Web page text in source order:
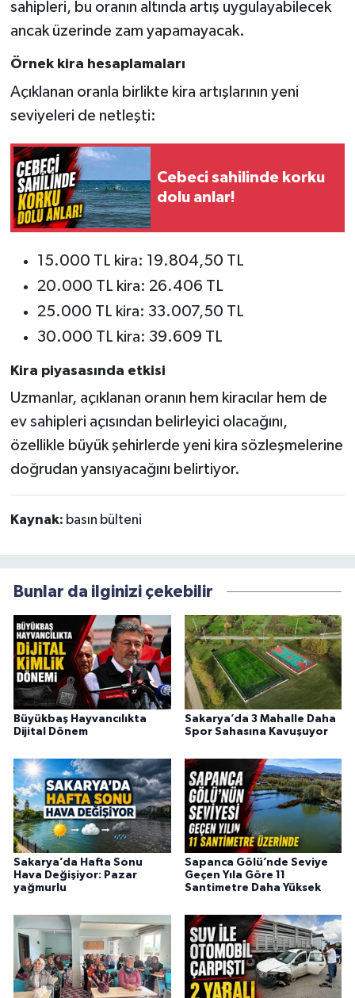
sahipleri, bu oranın altında artış uygulayabilecek
ancak üzerinde zam yapamayacak.
Örnek kira hesaplamaları
Açıklanan oranla birlikte kira artışlarının yeni
seviyeleri de netleşti:
Cebeci sahilinde korku
dolu anlar!
15.000 TL kira: 19.804,50 TL
20.000 TL kira: 26.406 TL
25.000 TL kira: 33.007,50 TL
30.000 TL kira: 39.609 TL
Kira piyasasında etkisi
Uzmanlar, açıklanan oranın hem kiracılar hem de
ev sahipleri açısından belirleyici olacağını,
özellikle büyük şehirlerde yeni kira sözleşmelerine
doğrudan yansıyacağını belirtiyor.
Kaynak: basın bülteni
Bunlar da ilginizi çekebilir
Büyükbaş Hayvancılıkta
Dijital Dönem
Sakarya’da 3 Mahalle Daha
Spor Sahasına Kavuşuyor
Sakarya’da Hafta Sonu
Hava Değişiyor: Pazar
yağmurlu
Sapanca Gölü’nde Seviye
Geçen Yıla Göre 11
Santimetre Daha Yüksek